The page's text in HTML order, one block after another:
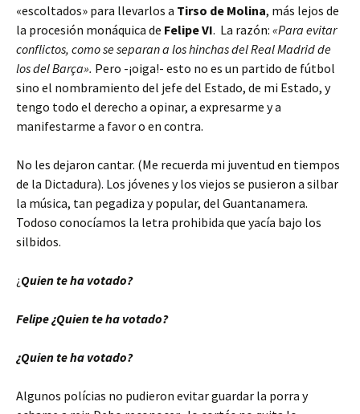
«escoltados» para llevarlos a Tirso de Molina, más lejos de
la procesión monáquica de Felipe VI. La razón: «Para evitar
conflictos, como se separan a los hinchas del Real Madrid de
los del Barça». Pero -¡oiga!- esto no es un partido de fútbol
sino el nombramiento del jefe del Estado, de mi Estado, y
tengo todo el derecho a opinar, a expresarme y a
manifestarme a favor o en contra.
No les dejaron cantar. (Me recuerda mi juventud en tiempos
de la Dictadura). Los jóvenes y los viejos se pusieron a silbar
la música, tan pegadiza y popular, del Guantanamera.
Todoso conocíamos la letra prohibida que yacía bajo los
silbidos.
¿Quien te ha votado?
Felipe ¿Quien te ha votado?
¿Quien te ha votado?
Algunos polícias no pudieron evitar guardar la porra y